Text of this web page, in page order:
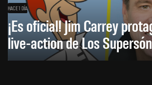
HACE 1 DÍA
¡Es oficial! Jim Carrey
live-action de Los